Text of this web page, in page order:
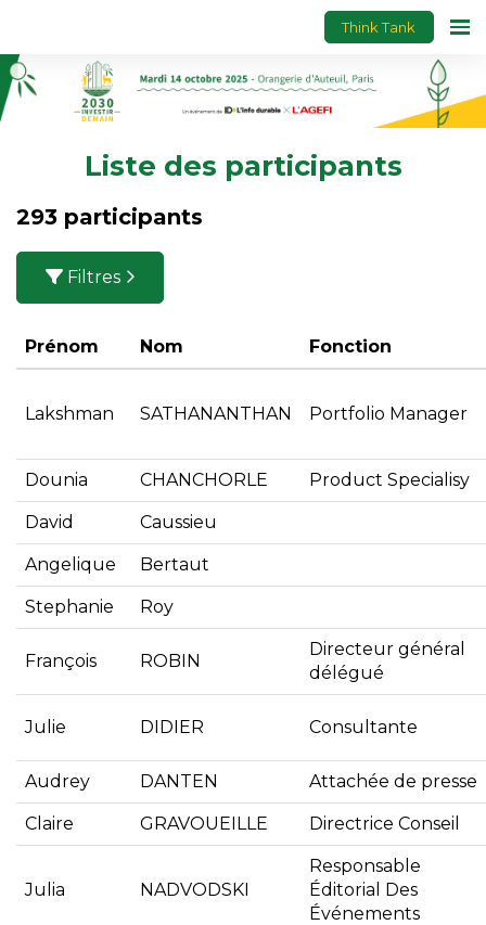
Think Tank
Liste des participants
293 participants
Filtres
Prénom Nom Fonction
Lakshman SATHANANTHAN Portfolio Manager
Dounia CHANCHORLE Product Specialisy
David Caussieu
Angelique Bertaut
Stephanie Roy
François ROBIN
Directeur général
délégué
Julie DIDIER Consultante
Audrey DANTEN Attachée de presse
Claire GRAVOUEILLE Directrice Conseil
Julia NADVODSKI
Responsable
Éditorial Des
Événements